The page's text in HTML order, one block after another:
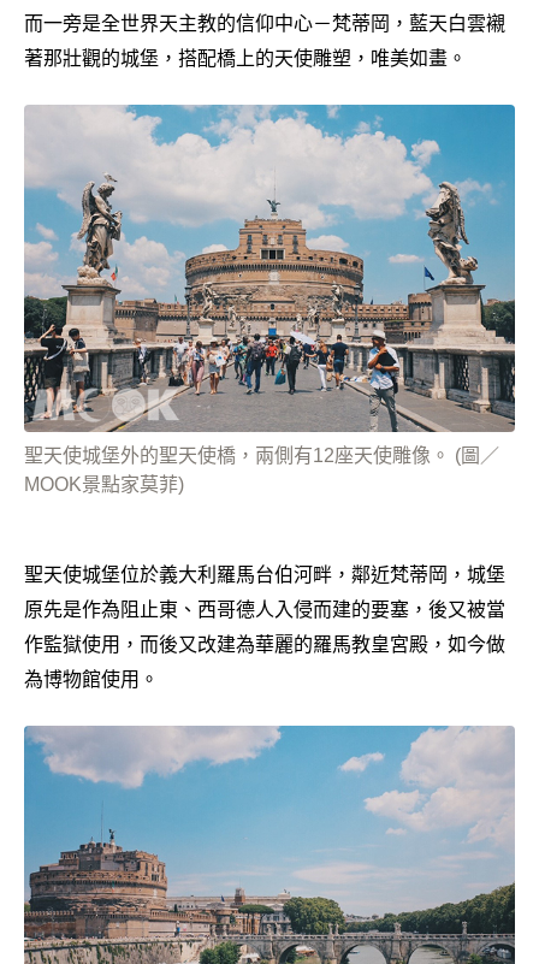
而一旁是全世界天主教的信仰中心－梵蒂岡，藍天白雲襯
著那壯觀的城堡，搭配橋上的天使雕塑，唯美如畫。
聖天使城堡外的聖天使橋，兩側有12座天使雕像。 (圖／
MOOK景點家莫菲)
聖天使城堡位於義大利羅馬台伯河畔，鄰近梵蒂岡，城堡
原先是作為阻止東、西哥德人入侵而建的要塞，後又被當
作監獄使用，而後又改建為華麗的羅馬教皇宮殿，如今做
為博物館使用。